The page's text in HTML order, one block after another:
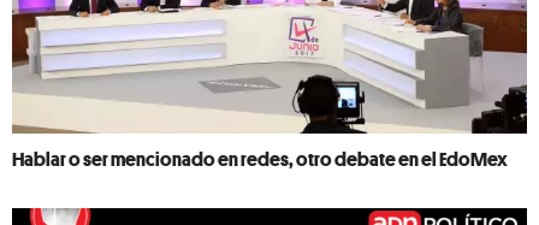
Hablar o ser mencionado en redes, otro debate en el EdoMex